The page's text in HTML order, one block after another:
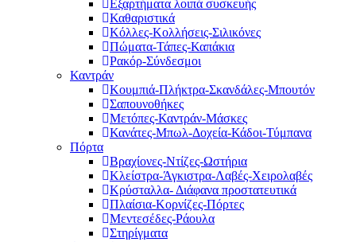
Εξαρτήματα λοιπά συσκευής
Καθαριστικά
Κόλλες-Κολλήσεις-Σιλικόνες
Πώματα-Τάπες-Καπάκια
Ρακόρ-Σύνδεσμοι
Καντράν
Κουμπιά-Πλήκτρα-Σκανδάλες-Μπουτόν
Σαπουνοθήκες
Μετόπες-Καντράν-Μάσκες
Κανάτες-Μπωλ-Δοχεία-Κάδοι-Τύμπανα
Πόρτα
Βραχίονες-Ντίζες-Ωστήρια
Κλείστρα-Άγκιστρα-Λαβές-Χειρολαβές
Κρύσταλλα- Διάφανα προστατευτικά
Πλαίσια-Κορνίζες-Πόρτες
Μεντεσέδες-Ράουλα
Στηρίγματα